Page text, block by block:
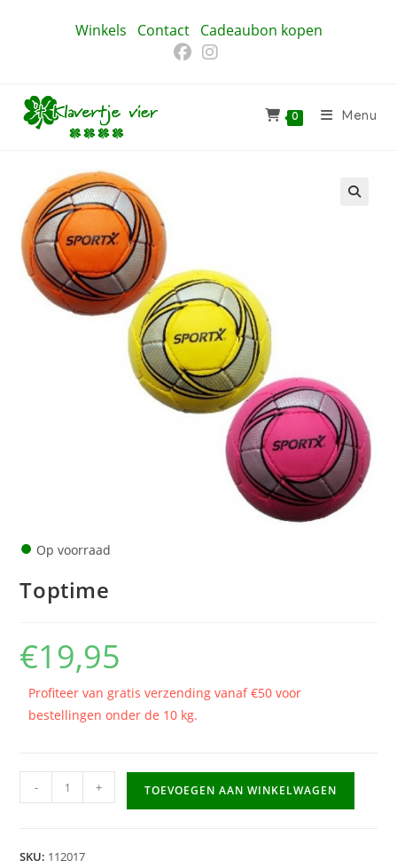
Winkels Contact Cadeaubon kopen
0 Menu
● Op voorraad
Toptime
€19,95
Profiteer van gratis verzending vanaf €50 voor
bestellingen onder de 10 kg.
Toptime
aantal
- + TOEVOEGEN AAN WINKELWAGEN
SKU: 112017